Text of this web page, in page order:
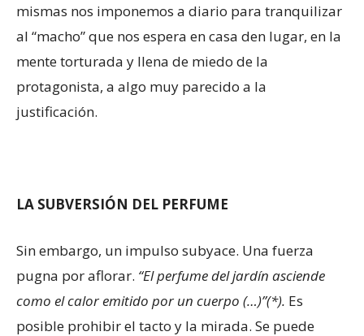
mismas nos imponemos a diario para tranquilizar
al “macho” que nos espera en casa den lugar, en la
mente torturada y llena de miedo de la
protagonista, a algo muy parecido a la
justificación.
LA SUBVERSIÓN DEL PERFUME
Sin embargo, un impulso subyace. Una fuerza
pugna por aflorar. “El perfume del jardín asciende
como el calor emitido por un cuerpo (…)”(*). Es
posible prohibir el tacto y la mirada. Se puede